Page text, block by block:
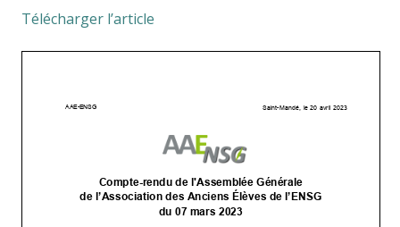
Télécharger l’article